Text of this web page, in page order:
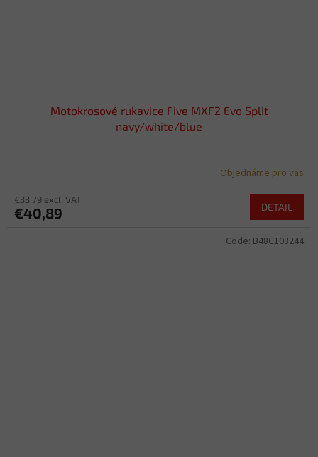
Motokrosové rukavice Five MXF2 Evo Split
navy/white/blue
Objednáme pro vás
€33,79 excl. VAT
€40,89 DETAIL
Code: B48C103244